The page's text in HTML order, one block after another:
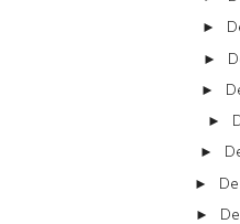
►
►
►
►
►
►
►